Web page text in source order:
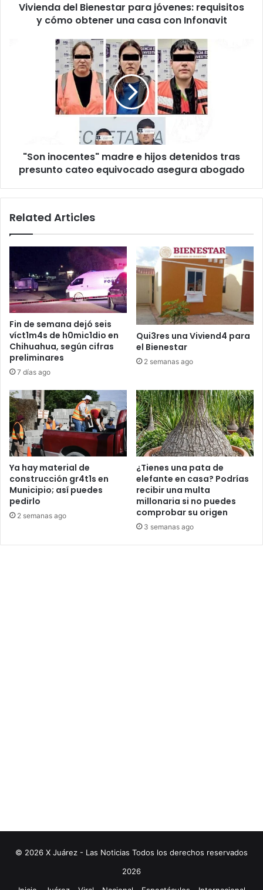
unaVivienda del Bienestar para jóvenes: requisitos
y cómo obtener una casa con Infonavit
equivocado
asegura
"Son inocentes" madre e hijos detenidos tras
presunto cateo equivocado asegura abogado
Related Articles
Fin de semana dejó seis
víct1m4s de h0mic1dio en
Chihuahua, según cifras
preliminares
7 días ago
Qui3res una Viviend4 para
el Bienestar
2 semanas ago
Ya hay material de
construcción gr4t1s en
Municipio; así puedes
pedirlo
2 semanas ago
¿Tienes una pata de
elefante en casa? Podrías
recibir una multa
millonaria si no puedes
comprobar su origen
3 semanas ago
© 2026 X Juárez - Las Noticias Todos los derechos reservados
2026